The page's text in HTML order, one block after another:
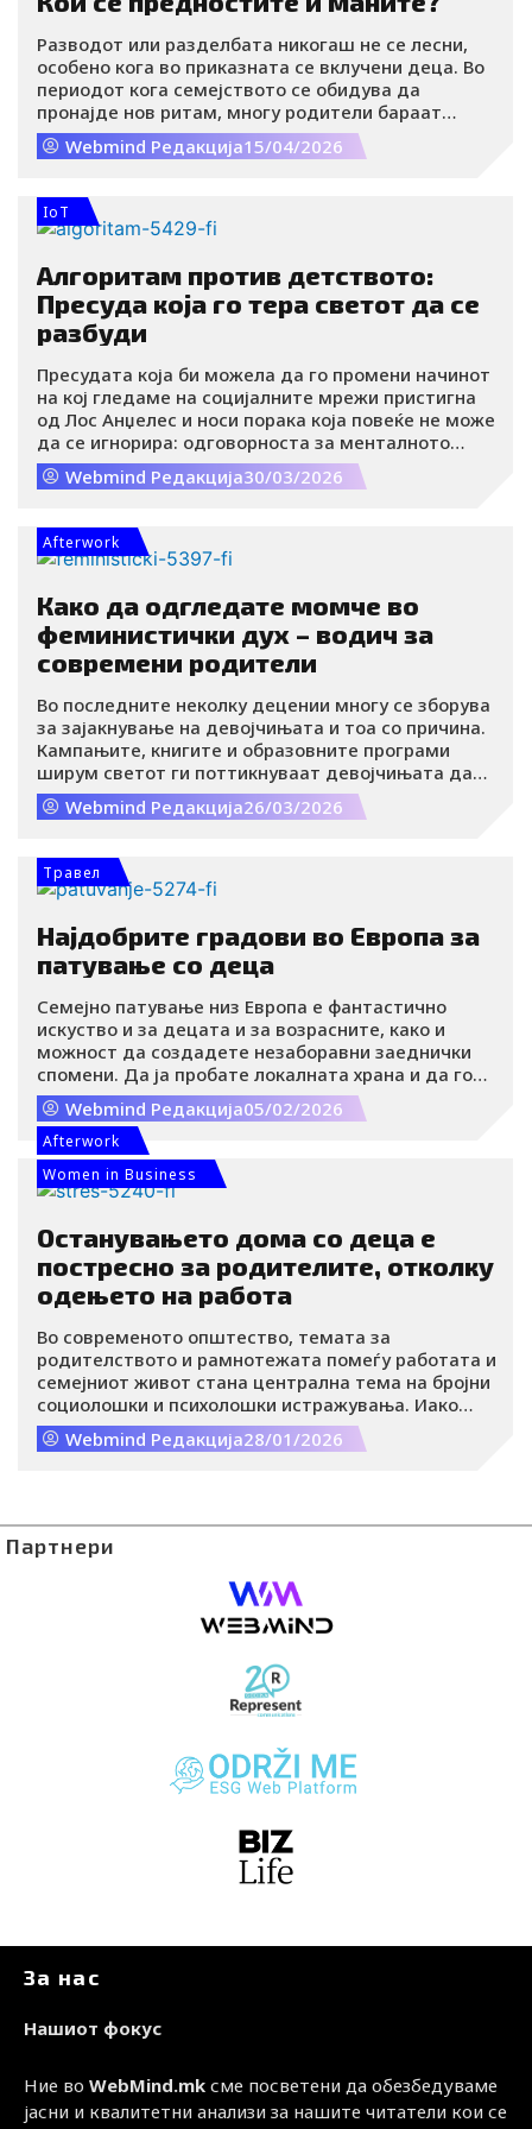
Разводот или разделбата никогаш не се лесни,
особено кога во приказната се вклучени деца. Во
периодот кога семејството се обидува да
пронајде нов ритам, многу родители бараат
модел кој на децата би им донел што повеќе
стабилност и што помалку дополнителен стрес.
birdnesting (гнездење).
Webmind Редакција15/04/2026
IoT
Алгоритам против детството:
Пресуда која го тера светот да се
разбуди
Пресудата која би можела да го промени начинот
на кој гледаме на социјалните мрежи пристигна
од Лос Анџелес и носи порака која повеќе не може
да се игнорира: одговорноста за менталното
здравје на децата не може да биде само на
родителите.
Webmind Редакција30/03/2026
Afterwork
Како да одгледате момче во
феминистички дух – водич за
современи родители
Во последните неколку децении многу се зборува
за зајакнување на девојчињата и тоа со причина.
Кампањите, книгите и образовните програми
ширум светот ги поттикнуваат девојчињата да
бидат храбри, самостојни и амбициозни. Меѓутоа,
сè појасно е дека порамноправно општество не
едната половина од популацијата. Потребно е и
нешто друго: одгледување момчиња кои ја
разбираат рамноправноста, емпатијата и
одговорноста.
Webmind Редакција26/03/2026
Травел
Најдобрите градови во Европа за
патување со деца
Семејно патување низ Европа е фантастично
искуство и за децата и за возрасните, како и
можност да создадете незаборавни заеднички
спомени. Да ја пробате локалната храна и да го
искусите специфичниот шарм на секој
сместувачки објект. И да уживате гледајќи ги
вашите деца како откриваат нови светови.
Webmind Редакција05/02/2026
Afterwork
Women in Business
Останувањето дома со деца е
постресно за родителите, отколку
одењето на работа
Во современото општество, темата за
родителството и рамнотежата помеѓу работата и
семејниот живот стана централна тема на бројни
социолошки и психолошки истражувања. Иако
многумина претпоставуваат дека работата
надвор од домот, со своите професионални
дома и грижата за децата може да биде
подеднакво, а во одредени ситуации дури и
Webmind Редакција28/01/2026
Партнери
За нас
Нашиот фокус
Ние во WebMind.mk сме посветени да обезбедуваме
јасни и квалитетни анализи за нашите читатели кои се